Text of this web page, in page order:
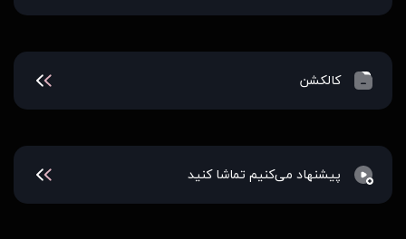
کالکشن
پیشنهاد می‌کنیم تماشا کنید